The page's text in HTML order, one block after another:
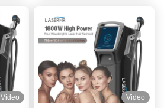
Video Video